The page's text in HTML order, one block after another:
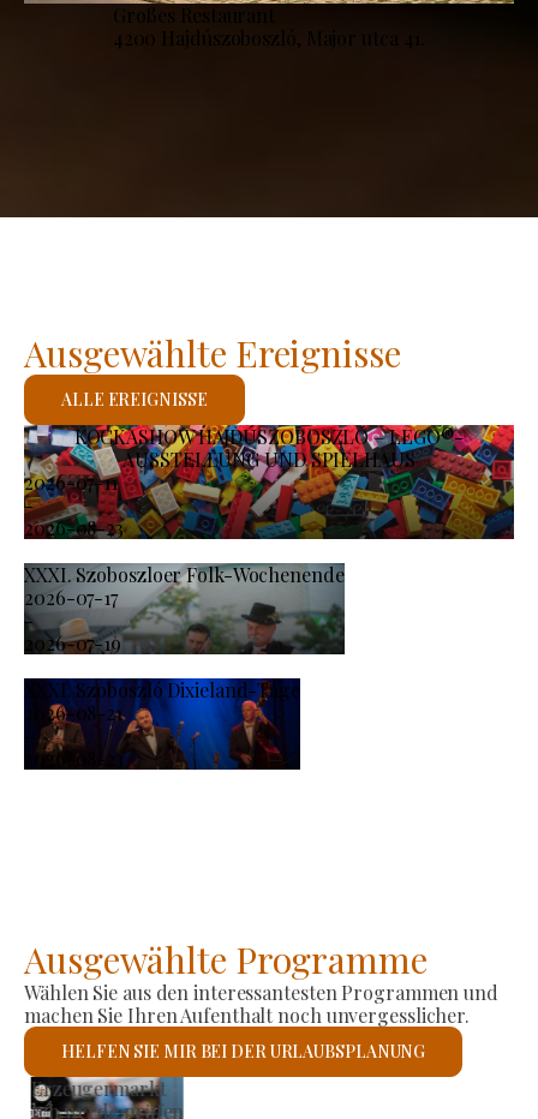
Großes Restaurant
4200 Hajdúszoboszló, Major utca 41.
KOCKASHOW HAJDÚSZOBOSZLÓ – LEGO®-
AUSSTELLUNG UND SPIELHAUS
2026-07-11
-
2026-08-23
XXXI. Szoboszloer Folk-Wochenende
2026-07-17
-
2026-07-19
XXXI. Szoboszló Dixieland-Tage
2026-08-21
-
2026-08-23
Ausgewählte Ereignisse
ALLE EREIGNISSE
Ausgewählte Programme
Wählen Sie aus den interessantesten Programmen und
machen Sie Ihren Aufenthalt noch unvergesslicher.
HELFEN SIE MIR BEI DER URLAUBSPLANUNG
Römisch-katholische Kirche St. László
Ich werde prüfen